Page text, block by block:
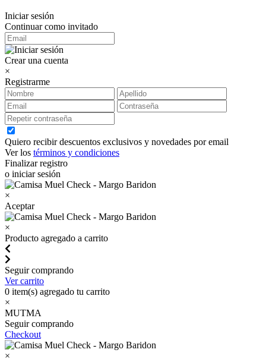
Iniciar sesión
Continuar como invitado
Crear una cuenta
×
Registrarme
Quiero recibir descuentos exclusivos y novedades por email
Ver los términos y condiciones
Finalizar registro
o iniciar sesión
×
Aceptar
×
Producto agregado a carrito
Seguir comprando
Ver carrito
0 item(s) agregado tu carrito
×
MUTMA
Seguir comprando
Checkout
×